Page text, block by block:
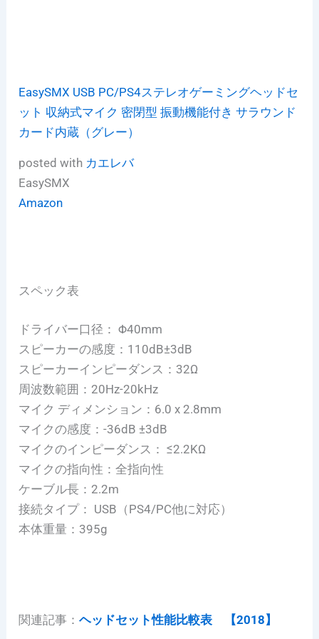
EasySMX USB PC/PS4ステレオゲーミングヘッドセ
ット 収納式マイク 密閉型 振動機能付き サラウンド
カード内蔵（グレー）
posted with カエレバ
EasySMX
Amazon
スペック表
ドライバー口径： Φ40mm
スピーカーの感度：110dB±3dB
スピーカーインピーダンス：32Ω
周波数範囲：20Hz-20kHz
マイク ディメンション：6.0 x 2.8mm
マイクの感度：-36dB ±3dB
マイクのインピーダンス： ≤2.2KΩ
マイクの指向性：全指向性
ケーブル長：2.2m
接続タイプ： USB（PS4/PC他に対応）
本体重量：395g
関連記事：ヘッドセット性能比較表 【2018】